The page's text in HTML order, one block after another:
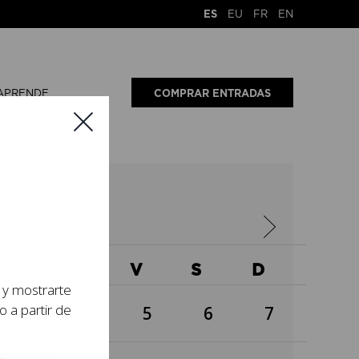
ES EU FR EN
COMPRAR ENTRADAS
V S D
3 5 6 7
mostrarte
a partir de